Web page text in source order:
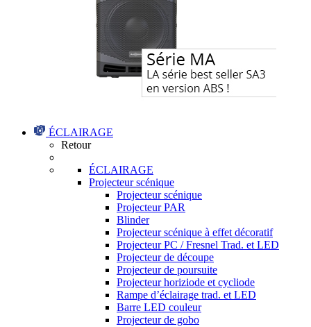
ÉCLAIRAGE
Retour
ÉCLAIRAGE
Projecteur scénique
Projecteur scénique
Projecteur PAR
Blinder
Projecteur scénique à effet décoratif
Projecteur PC / Fresnel Trad. et LED
Projecteur de découpe
Projecteur de poursuite
Projecteur horiziode et cycliode
Rampe d’éclairage trad. et LED
Barre LED couleur
Projecteur de gobo